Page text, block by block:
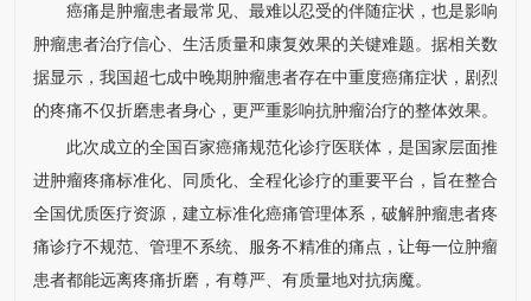
癌痛是肿瘤患者最常见、最难以忍受的伴随症状，也是影响
肿瘤患者治疗信心、生活质量和康复效果的关键难题。据相关数
据显示，我国超七成中晚期肿瘤患者存在中重度癌痛症状，剧烈
的疼痛不仅折磨患者身心，更严重影响抗肿瘤治疗的整体效果。
此次成立的全国百家癌痛规范化诊疗医联体，是国家层面推
进肿瘤疼痛标准化、同质化、全程化诊疗的重要平台，旨在整合
全国优质医疗资源，建立标准化癌痛管理体系，破解肿瘤患者疼
痛诊疗不规范、管理不系统、服务不精准的痛点，让每一位肿瘤
患者都能远离疼痛折磨，有尊严、有质量地对抗病魔。